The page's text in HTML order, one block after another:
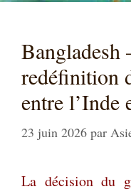
Bangladesh
redéfinition
entre l’Inde
23 juin 2026 par
La décision du